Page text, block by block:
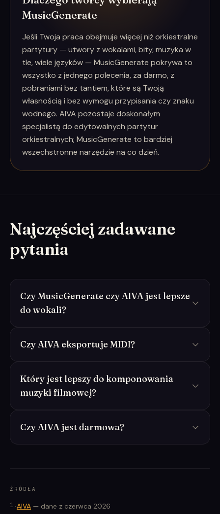
MusicGenerate
Jeśli Twoja praca obejmuje więcej niż orkiestralne
partytury — utwory z wokalami, bity, muzyka w
tle, wiele języków — MusicGenerate pokrywa to
wszystko z jednego polecenia, za darmo, z
pobraniami bez tantiem, które są Twoją
własnością i bez wymogu przypisania czy znaku
wodnego. AIVA pozostaje doskonałym
specjalistą do edytowalnych partytur
orkiestralnych; MusicGenerate to bardziej
wszechstronne narzędzie na co dzień.
Najczęściej zadawane
pytania
Czy MusicGenerate czy AIVA jest lepsze
do wokali?
Czy AIVA eksportuje MIDI?
Który jest lepszy do komponowania
muzyki filmowej?
Czy AIVA jest darmowa?
ŹRÓDŁA
1 .AIVA — dane z czerwca 2026